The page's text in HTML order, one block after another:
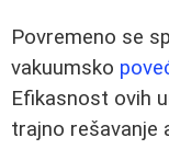
Povremeno se
vakuumsko
Efikasnost ovih
trajno rešavanje